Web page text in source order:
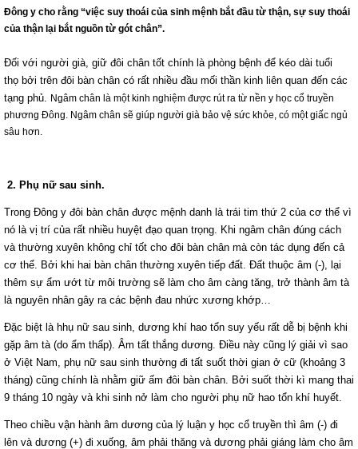
Đông y cho rằng “việc suy thoái của sinh mệnh bắt đầu từ thận, sự suy thoái
của thận lại bắt nguồn từ gót chân”.
Đối với người già, giữ đôi chân tốt chính là phòng bệnh để kéo dài tuổi
thọ bởi trên đôi bàn chân có rất nhiều đầu mối thần kinh liên quan đến các
tạng phủ.
Ngâm chân là một kinh nghiệm được rút ra từ nền y học cổ truyền
phương Đông. Ngâm chân sẽ giúp người già bảo vệ sức khỏe, có một giấc ngủ
sâu hơn.
2. Phụ nữ sau sinh.
Trong Đông y đôi bàn chân được mệnh danh là trái tim thứ 2 của cơ thể vì
nó là vị trí của rất nhiều huyệt đạo quan trọng. Khi ngâm chân đúng cách
và thường xuyên không chỉ tốt cho đôi bàn chân mà còn tác dụng đến cả
cơ thể. Bởi khi hai bàn chân thường xuyên tiếp đất. Đất thuộc âm (-), lại
thêm sự ẩm ướt từ môi trường sẽ làm cho âm càng tăng, trở thành âm tà
là nguyên nhân gây ra các bệnh đau nhức xương khớp…
Đặc biệt là hhụ nữ sau sinh, dương khí hao tổn suy yếu rất dễ bị bệnh khi
gặp âm tà (do ẩm thấp). Âm tất thắng dương. Điều này cũng lý giải vì sao
ở Việt Nam, phụ nữ sau sinh thường đi tất suốt thời gian ở cữ (khoảng 3
tháng) cũng chính là nhằm giữ ấm đôi bàn chân. Bởi suốt thời kì mang thai
9 tháng 10 ngày và khi sinh nở làm cho người phụ nữ hao tổn khí huyết.
Theo chiều vận hành âm dương của lý luận y học cổ truyền thì âm (-) đi
lên và dương (+) đi xuống, âm phải thăng và dương phải giáng làm cho âm